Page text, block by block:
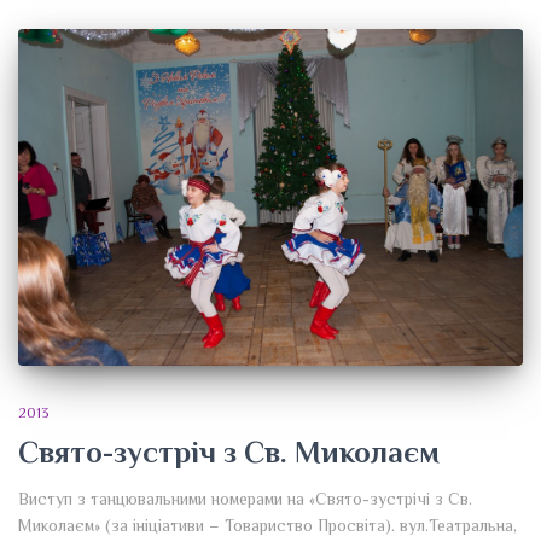
2013
Святo-зустріч з Св. Миколаєм
Виступ з танцювальними номерами на «Святo-зустрічі з Св.
Миколаєм» (за ініціативи – Товариство Просвіта). вул.Театральна,